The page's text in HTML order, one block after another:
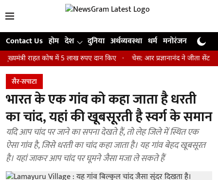
Contact Us होम देश दुनिया अर्थव्यवस्था धर्म मनोरंजन खेल
कोष में 5 लाख रुपए दान किए चेस: आर प्रज्ञानानंद ने जीता सेंट लुइस
सैर-सपाटा
भारत के एक गांव को कहा जाता है धरती
का चांद, यहां की खूबसूरती है स्वर्ग के समान
यदि आप चांद पर जाने का सपना देखते हैं, तो लेह जिले में स्थित एक
ऐसा गांव है, जिसे धरती का चांद कहा जाता है। यह गांव बेहद खूबसूरत
है। यहां जाकर आप चांद पर घूमने जैसा मजा ले सकते हैं